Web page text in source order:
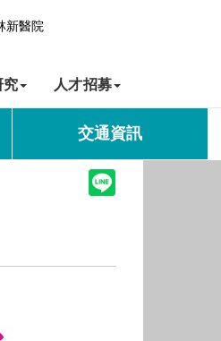
新醫院
究 人才招募
交通資訊